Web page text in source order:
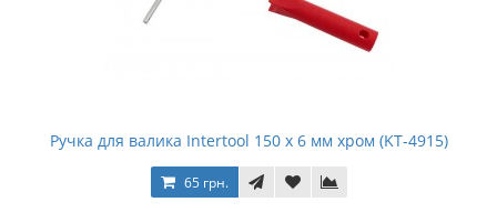
Ручка для валика Intertool 150 х 6 мм хром (KT-4915)
65 грн.